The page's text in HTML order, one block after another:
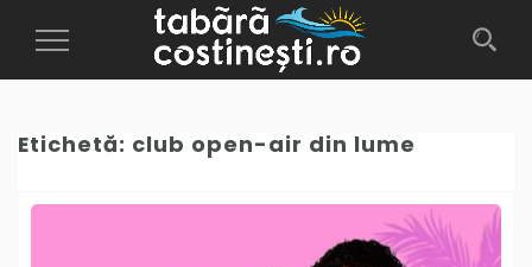
Toggle
Etichetă: club open-air din lume